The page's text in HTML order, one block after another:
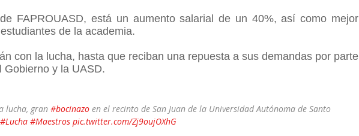
FAPROUASD, está un aumento salarial de un 40%, así como mejor
de la academia.
con la lucha, hasta que reciban una repuesta a sus demandas por parte
Gobierno y la UASD.
lucha, gran #bocinazo en el recinto de San Juan de la Universidad Autónoma de Santo
#Lucha #Maestros pic.twitter.com/Zj9oujOXhG